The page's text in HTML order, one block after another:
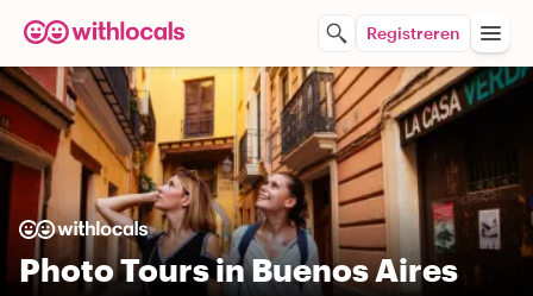
Registreren
Photo Tours in Buenos Aires